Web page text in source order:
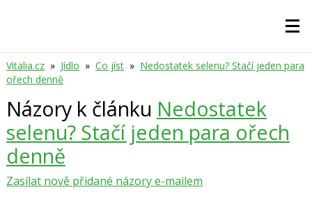
Vitalia.cz » Jídlo » Co jíst » Nedostatek selenu? Stačí jeden para
ořech denně
Názory k článku Nedostatek
selenu? Stačí jeden para ořech
denně
Zasílat nově přidané názory e-mailem